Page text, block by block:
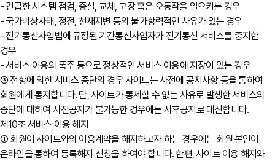
- 긴급한 시스템 점검, 증설, 교체, 고장 혹은 오동작을 일으키는 경우
- 국가비상사태, 정전, 천재지변 등의 불가항력적인 사유가 있는 경우
- 전기통신사업법에 규정된 기간통신사업자가 전기통신 서비스를 중지한
경우
- 서비스 이용의 폭주 등으로 정상적인 서비스 이용에 지장이 있는 경우
③ 전항에 의한 서비스 중단의 경우 사이트는 사전에 공지사항 등을 통하여
회원에게 통지합니다. 단, 사이트가 통제할 수 없는 사유로 발생한 서비스의
중단에 대하여 사전공지가 불가능한 경우에는 사후공지로 대신합니다.
제10조 서비스 이용 해지
① 회원이 사이트와의 이용계약을 해지하고자 하는 경우에는 회원 본인이
온라인을 통하여 등록해지 신청을 하여야 합니다. 한편, 사이트 이용 해지와